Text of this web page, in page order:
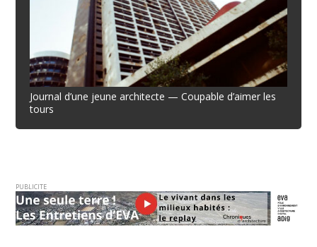
Journal d’une jeune architecte — Coupable d’aimer les
tours
PUBLICITE